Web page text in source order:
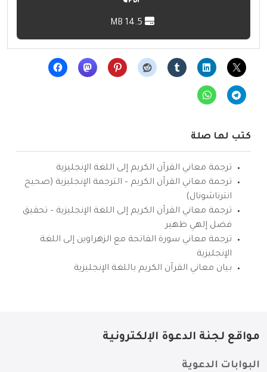
كتب لها صلة
ترجمة معاني القرآن الكريم إلى اللغة الإنجليزية
ترجمة معاني القرآن الكريم – الترجمة الإنجليزية (صحيح
انترناشونال)
ترجمة معاني القرآن الكريم إلى اللغة الإنجليزية – تحقيق
فضل إلهي ظهير
ترجمة معاني سورة الفاتحة مع الزهراوين إلى اللغة
الإنجليزية
بيان معاني القرآن الكريم باللغة الإنجليزية
مواقع لجنة الدعوة الإلكترونية
البوابات الدعوية